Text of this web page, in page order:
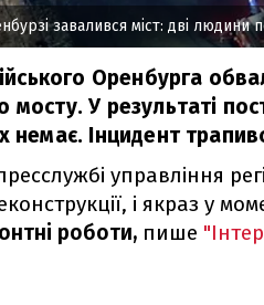
завалився міст: дві людини
Оренбурга
мосту. У результаті
немає. Інцидент
управління
і якраз у
роботи, пише